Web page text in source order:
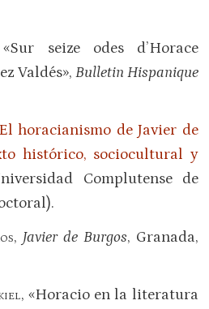
seize odes d’Horace
Valdés», Bulletin Hispanique
El horacianismo de Javier de
histórico, sociocultural y
Complutense de
, Javier de Burgos, Granada,
, «Horacio en la literatura